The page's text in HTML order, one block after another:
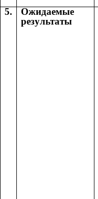
5.
Ожидаемые
результаты